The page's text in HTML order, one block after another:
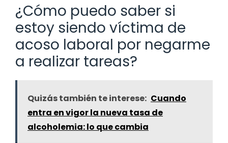
¿Cómo puedo saber si
estoy siendo víctima de
acoso laboral por negarme
a realizar tareas?
Quizás también te interese: Cuando
entra en vigor la nueva tasa de
alcoholemia: lo que cambia